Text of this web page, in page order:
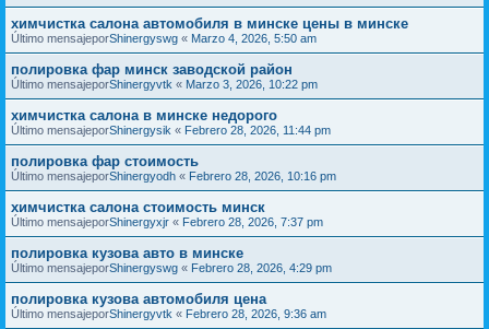
химчистка салона автомобиля в минске цены в минске
Último mensajeporShinergyswg « Marzo 4, 2026, 5:50 am
полировка фар минск заводской район
Último mensajeporShinergyvtk « Marzo 3, 2026, 10:22 pm
химчистка салона в минске недорого
Último mensajeporShinergysik « Febrero 28, 2026, 11:44 pm
полировка фар стоимость
Último mensajeporShinergyodh « Febrero 28, 2026, 10:16 pm
химчистка салона стоимость минск
Último mensajeporShinergyxjr « Febrero 28, 2026, 7:37 pm
полировка кузова авто в минске
Último mensajeporShinergyswg « Febrero 28, 2026, 4:29 pm
полировка кузова автомобиля цена
Último mensajeporShinergyvtk « Febrero 28, 2026, 9:36 am